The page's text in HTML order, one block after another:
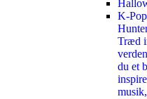
K-
Træd
du et